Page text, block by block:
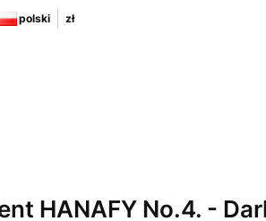
polski zł
HANAFY No.4. -